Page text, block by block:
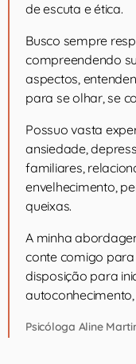
de escuta e ética.
Busco sempre
compreendendo
aspectos,
para se olhar, se
Possuo vasta
ansiedade,
familiares,
envelhecimento,
queixas.
A minha
conte comigo
disposição para
Psicóloga Aline